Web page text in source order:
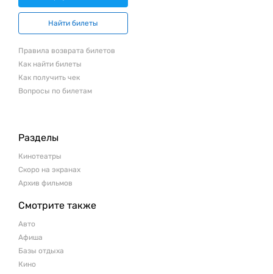
Найти билеты
Правила возврата билетов
Как найти билеты
Как получить чек
Вопросы по билетам
Разделы
Кинотеатры
Скоро на экранах
Архив фильмов
Смотрите также
Авто
Афиша
Базы отдыха
Кино